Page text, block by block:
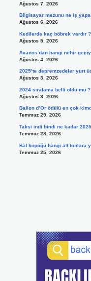
Ağustos 7, 2026
Bilgisayar mezunu ne iş
Ağustos 6, 2026
Kedilerde kaç böbrek vardır ?
Ağustos 5, 2026
Avanos’dan hangi nehir
Ağustos 4, 2026
2025’te depremzedeler yurt
Ağustos 3, 2026
2024 sıralama belli oldu mu ?
Ağustos 3, 2026
Ballon d’Or ödülü en çok
Temmuz 29, 2026
Taksi indi bindi ne kadar
Temmuz 28, 2026
Bal köpüğü hangi alt tonlara
Temmuz 25, 2026